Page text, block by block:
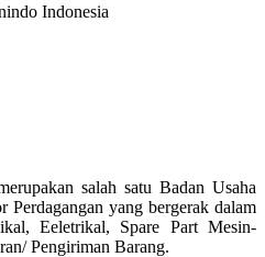
Indonesia
salah satu Badan Usaha
yang bergerak dalam
Eeletrikal, Spare Part Mesin-
Pengiriman Barang.